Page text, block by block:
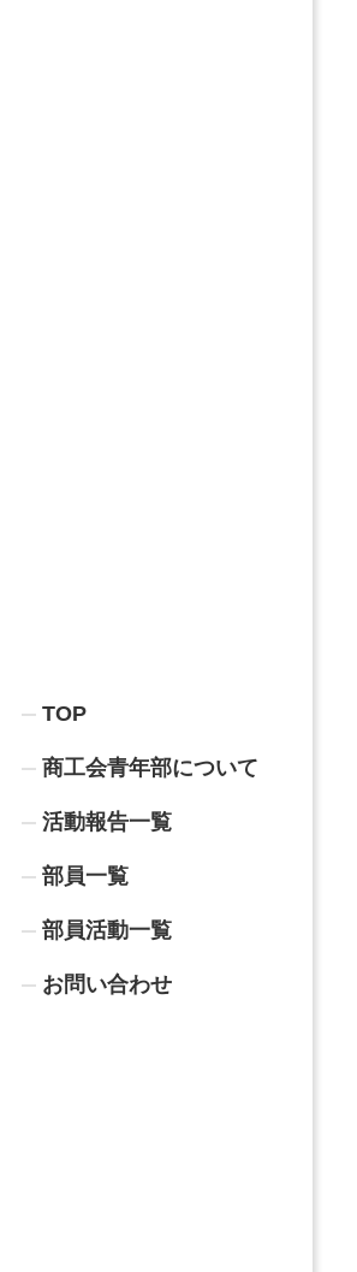
TOP
商工会青年部について
活動報告一覧
部員一覧
部員活動一覧
お問い合わせ